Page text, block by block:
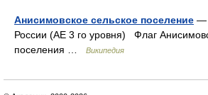
Анисимовское сельское поселение —
России (АЕ 3 го уровня) Флаг
поселения …
Википедия